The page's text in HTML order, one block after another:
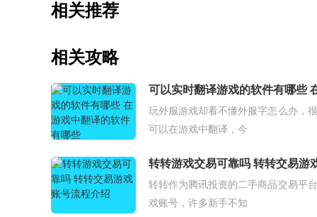
相关推荐
相关攻略
可以实时翻译游戏的软件有哪些
玩外服游戏却看不懂外服字怎么办，
可以在游戏中翻译，今
转转游戏交易可靠吗 转转交易游
转转作为腾讯投资的二手商品交易平
戏账号，许多新手不知